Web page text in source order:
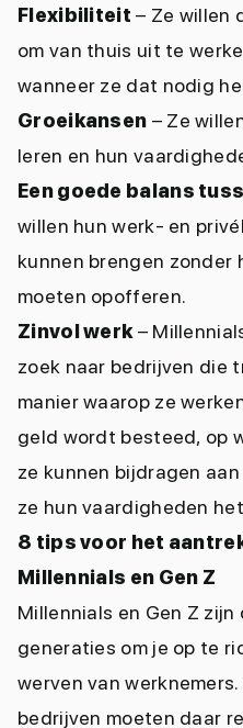
Flexibiliteit – Ze willen
om van thuis uit te
wanneer ze dat nodig
Groeikansen – Ze
leren en hun
Een goede balans
willen hun werk- en
kunnen brengen
moeten opofferen.
Zinvol werk–
zoek naar bedrijven die
manier waarop ze
geld wordt besteed, op
ze kunnen bijdragen
ze hun vaardigheden
8 tips voor het
Millennials en Gen Z
Millennials en Gen Z
generaties om je op te
werven van
bedrijven moeten daar